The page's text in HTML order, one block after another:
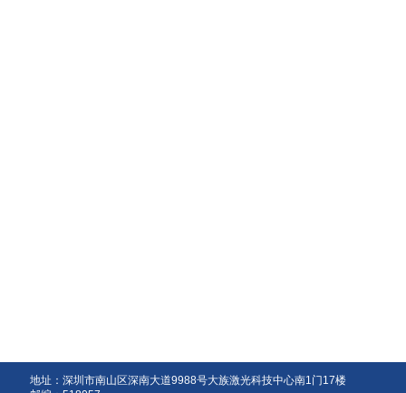
地址：深圳市南山区深南大道9988号大族激光科技中心南1门17楼